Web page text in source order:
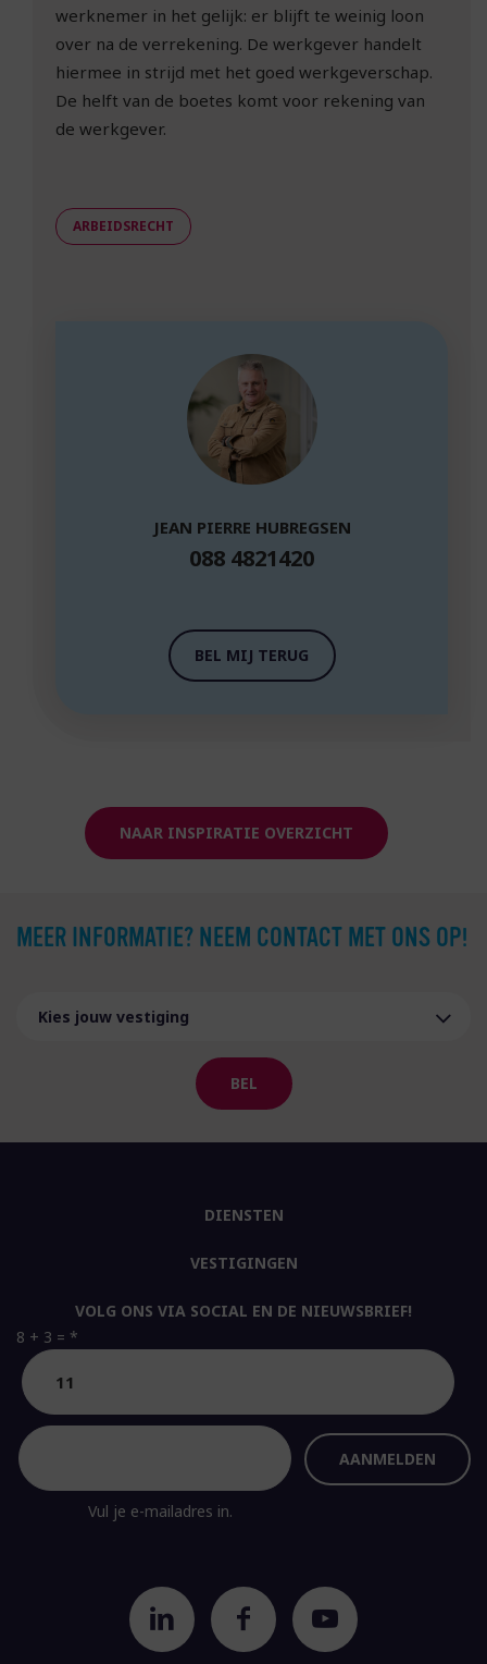
werknemer in het gelijk: er blijft te weinig loon
over na de verrekening. De werkgever handelt
hiermee in strijd met het goed werkgeverschap.
De helft van de boetes komt voor rekening van
de werkgever.
ARBEIDSRECHT
JEAN PIERRE HUBREGSEN
088 4821420
BEL MIJ TERUG
NAAR INSPIRATIE OVERZICHT
MEER INFORMATIE? NEEM CONTACT MET ONS OP!
BEL
VOLG ONS VIA SOCIAL EN DE NIEUWSBRIEF!
8 + 3 = *
Vul je e-mailadres in.
DIENSTEN
VESTIGINGEN